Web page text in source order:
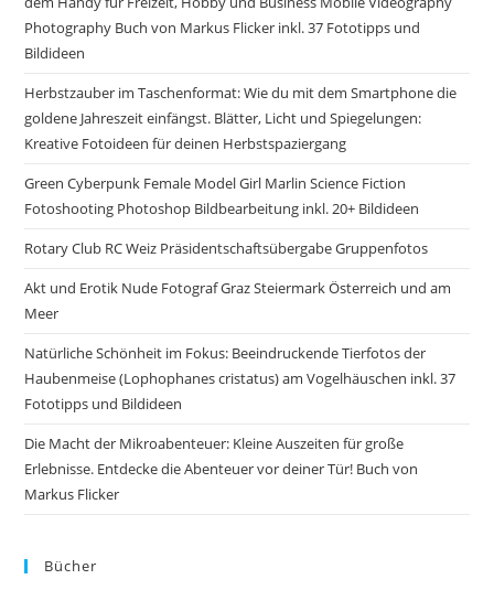
Photography Buch von Markus Flicker inkl. 37 Fototipps und
Bildideen
Herbstzauber im Taschenformat: Wie du mit dem Smartphone die
goldene Jahreszeit einfängst. Blätter, Licht und Spiegelungen:
Kreative Fotoideen für deinen Herbstspaziergang
Green Cyberpunk Female Model Girl Marlin Science Fiction
Fotoshooting Photoshop Bildbearbeitung inkl. 20+ Bildideen
Rotary Club RC Weiz Präsidentschaftsübergabe Gruppenfotos
Akt und Erotik Nude Fotograf Graz Steiermark Österreich und am
Meer
Natürliche Schönheit im Fokus: Beeindruckende Tierfotos der
Haubenmeise (Lophophanes cristatus) am Vogelhäuschen inkl. 37
Fototipps und Bildideen
Die Macht der Mikroabenteuer: Kleine Auszeiten für große
Erlebnisse. Entdecke die Abenteuer vor deiner Tür! Buch von
Markus Flicker
Bücher